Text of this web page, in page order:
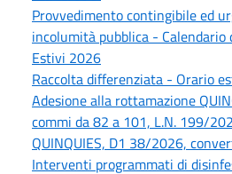
Provvedimento contingibile ed
incolumità pubblica - Calendario
Estivi 2026
Raccolta differenziata - Orario
Adesione alla rottamazione
commi da 82 a 101, L.N. 199/
QUINQUIES, D1 38/2026,
Interventi programmati di